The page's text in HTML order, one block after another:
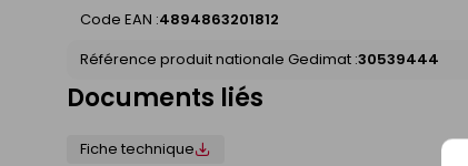
Code EAN :4894863201812
Référence produit nationale Gedimat :30539444
Documents liés
Fiche technique